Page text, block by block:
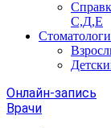
С,Д,Е
Онлайн-запись
Врачи